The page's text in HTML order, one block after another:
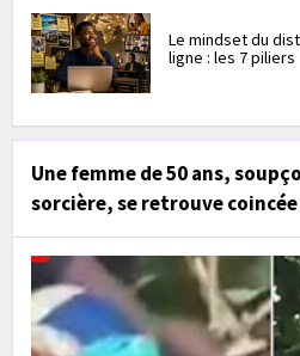
Le mindset du
ligne : les 7 piliers
Une femme de 50 ans,
sorcière, se retrouve